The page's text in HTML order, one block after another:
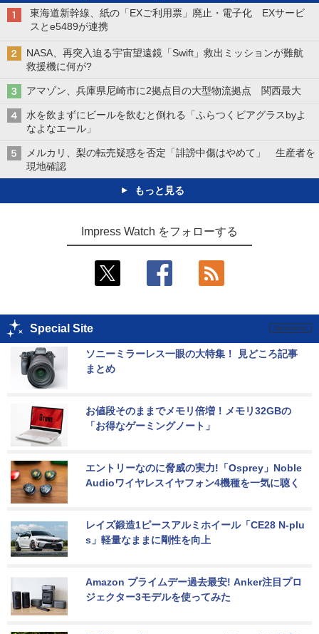
東海道新幹線、紙の「EXご利用票」廃止・電子化 EXサービ
スとe5489が連携
NASA、再突入迫る宇宙望遠鏡「Swift」救出ミッションが難航
救援機に何が?
アマゾン、兵庫県尼崎市に2拠点目の大型物流拠点 関西最大
水を飲まずにビールを飲むと倒れる「ふらつくビアグラスbyよ
なよなエール」
メルカリ、梨の転売疑惑を否定「誹謗中傷はやめて」 生産者を
現地確認
もっと見る
Impress Watch をフォローする
Special Site
ソニーミラーレス一眼の大特集！ 見どころ記事
まとめ
お値段そのままでメモリ倍増！メモリ32GBの
「お得なゲーミングノート」
エントリーなのに脅威の実力!「Osprey」Noble
Audioワイヤレスイヤフォン4機種を一気に聴く
レイズ鍛造1ピースアルミホイール「CE28 N-plu
s」軽量なままに剛性を向上
Amazon プライムデー過去最安! Anker注目プロ
ジェクター3モデルを使ってみた